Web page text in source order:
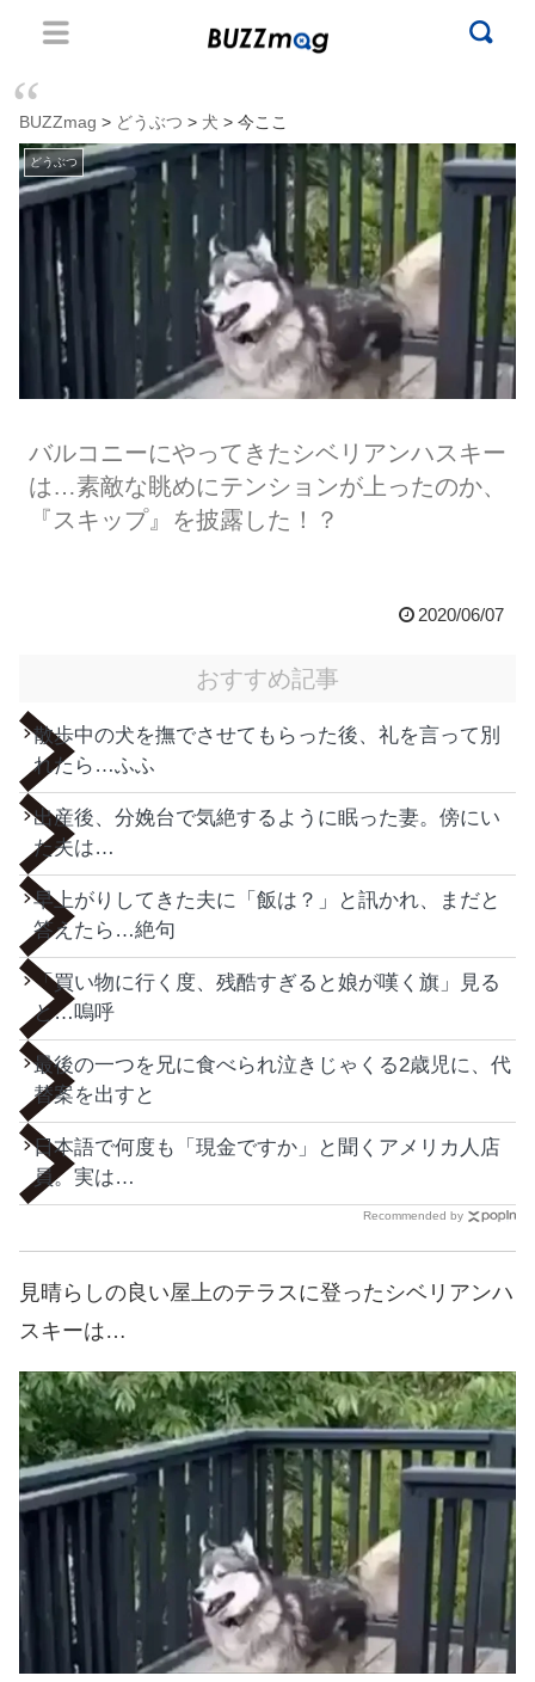
BUZZmag > どうぶつ > 犬 > 今ここ
どうぶつ
バルコニーにやってきたシベリアンハスキー
は…素敵な眺めにテンションが上ったのか、
『スキップ』を披露した！？
2020/06/07
おすすめ記事
散歩中の犬を撫でさせてもらった後、礼を言って別
れたら…ふふ
出産後、分娩台で気絶するように眠った妻。傍にい
た夫は…
早上がりしてきた夫に「飯は？」と訊かれ、まだと
答えたら…絶句
「買い物に行く度、残酷すぎると娘が嘆く旗」見る
と…嗚呼
最後の一つを兄に食べられ泣きじゃくる2歳児に、代
替案を出すと
日本語で何度も「現金ですか」と聞くアメリカ人店
員。実は…
Recommended by
見晴らしの良い屋上のテラスに登ったシベリアンハ
スキーは…